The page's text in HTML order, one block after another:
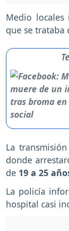
Medio locales
que se trataba
La
donde
de 19 a 25
La policía
hospital casi